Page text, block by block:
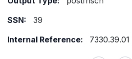
SSN:
39
Internal Reference:
7330.39.01